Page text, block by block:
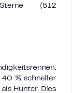
(512
40 % schneller
Hunter. Dies